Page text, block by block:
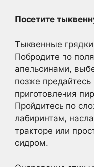
Посетите
Тыквенные
Побродите по
апельсинами,
позже
приготовления
Пройдитесь по
лабиринтам,
тракторе или
сидром.